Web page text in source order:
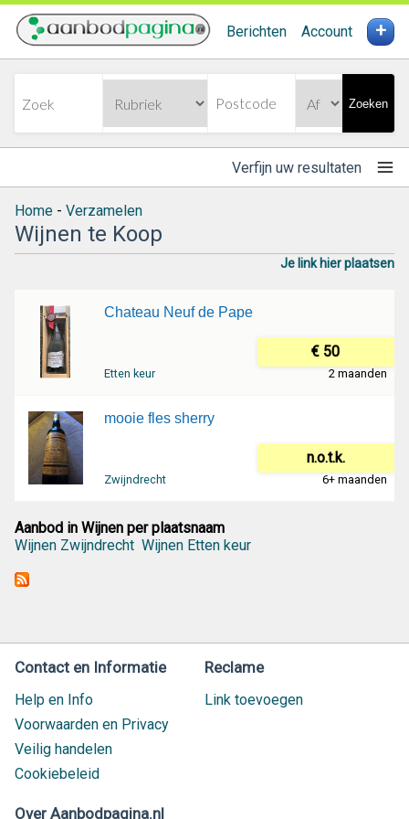
Berichten Account +
Zoeken
Verfijn uw resultaten
Home - Verzamelen
Wijnen te Koop
Je link hier plaatsen
Chateau Neuf de Pape
€ 50
Etten keur 2 maanden
mooie fles sherry
n.o.t.k.
Zwijndrecht 6+ maanden
Aanbod in Wijnen per plaatsnaam
Wijnen Zwijndrecht Wijnen Etten keur
Contact en Informatie
Help en Info
Voorwaarden en Privacy
Veilig handelen
Cookiebeleid
Reclame
Link toevoegen
Over Aanbodpagina.nl